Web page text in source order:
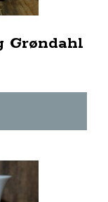
Grøndahl